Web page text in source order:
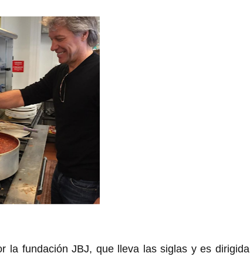
la fundación JBJ, que lleva las siglas y es dirigida